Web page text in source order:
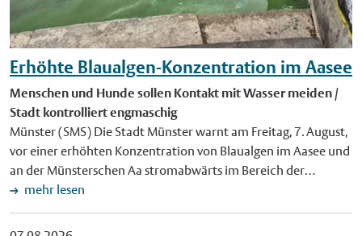
Erhöhte Blaualgen-Konzentration im Aasee
Menschen und Hunde sollen Kontakt mit Wasser meiden /
Stadt kontrolliert engmaschig
Münster (SMS) Die Stadt Münster warnt am Freitag, 7. August,
vor einer erhöhten Konzentration von Blaualgen im Aasee und
an der Münsterschen Aa stromabwärts im Bereich der
Westerholtschen Wiese. Blaualgen sind trotz ihres Namens
keine Algen, sondern Bakterien, die sogenannten
Cyanobakterien. Diese können unterschiedliche giftige Stoffe
mehr lesen